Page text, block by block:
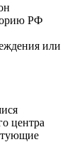
РФ
или
центра